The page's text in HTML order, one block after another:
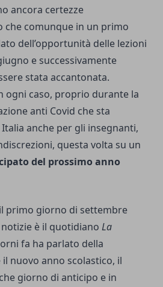
ancora certezze
che comunque in un primo
dell’opportunità delle lezioni
e successivamente
stata accantonata.
ogni caso, proprio durante la
anti Covid che sta
anche per gli insegnanti,
questa volta su un
del prossimo anno
primo giorno di settembre
è il quotidiano La
fa ha parlato della
nuovo anno scolastico, il
giorno di anticipo e in